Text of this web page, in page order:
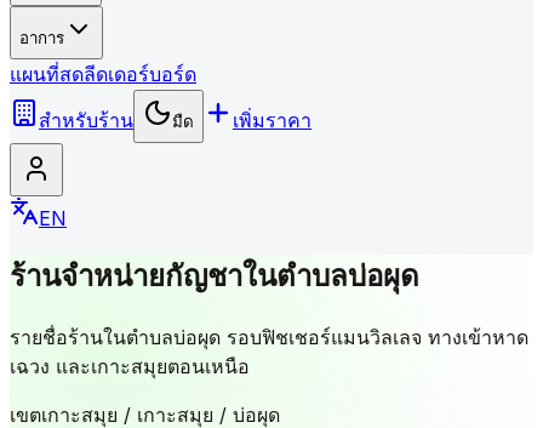
อาการ
แผนที่สดลีดเดอร์บอร์ด
สำหรับร้าน
มืด เพิ่มราคา
EN
ร้านจำหน่ายกัญชาในตำบลบ่อผุด
รายชื่อร้านในตำบลบ่อผุด รอบฟิชเชอร์แมนวิลเลจ ทางเข้าหาด
เฉวง และเกาะสมุยตอนเหนือ
เขตเกาะสมุย / เกาะสมุย / บ่อผุด